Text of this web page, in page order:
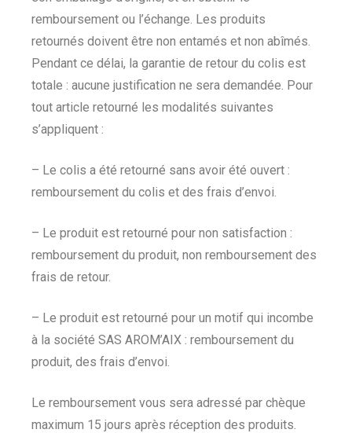
remboursement ou l’échange. Les produits
retournés doivent être non entamés et non abîmés.
Pendant ce délai, la garantie de retour du colis est
totale : aucune justification ne sera demandée. Pour
tout article retourné les modalités suivantes
s’appliquent :
– Le colis a été retourné sans avoir été ouvert :
remboursement du colis et des frais d’envoi.
– Le produit est retourné pour non satisfaction :
remboursement du produit, non remboursement des
frais de retour.
– Le produit est retourné pour un motif qui incombe
à la société SAS AROM’AIX : remboursement du
produit, des frais d’envoi.
Le remboursement vous sera adressé par chèque
maximum 15 jours après réception des produits.